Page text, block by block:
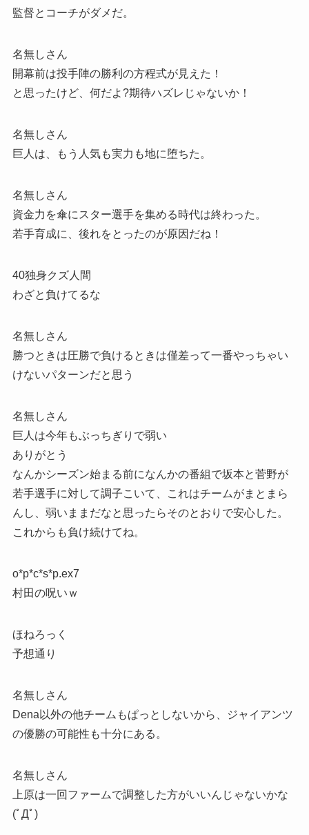
監督とコーチがダメだ。
名無しさん
開幕前は投手陣の勝利の方程式が見えた！
と思ったけど、何だよ?期待ハズレじゃないか！
名無しさん
巨人は、もう人気も実力も地に堕ちた。
名無しさん
資金力を傘にスター選手を集める時代は終わった。
若手育成に、後れをとったのが原因だね！
40独身クズ人間
わざと負けてるな
名無しさん
勝つときは圧勝で負けるときは僅差って一番やっちゃい
けないパターンだと思う
名無しさん
巨人は今年もぶっちぎりで弱い
ありがとう
なんかシーズン始まる前になんかの番組で坂本と菅野が
若手選手に対して調子こいて、これはチームがまとまら
んし、弱いままだなと思ったらそのとおりで安心した。
これからも負け続けてね。
o*p*c*s*p.ex7
村田の呪いｗ
ほねろっく
予想通り
名無しさん
Dena以外の他チームもぱっとしないから、ジャイアンツ
の優勝の可能性も十分にある。
名無しさん
上原は一回ファームで調整した方がいいんじゃないかな
(ﾟДﾟ)